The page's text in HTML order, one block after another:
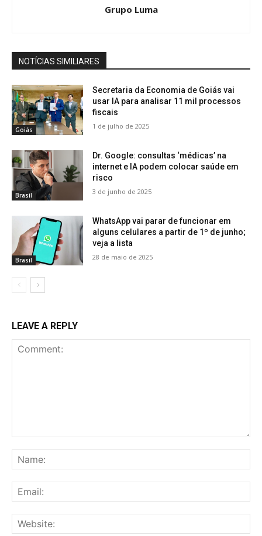
Grupo Luma
NOTÍCIAS SIMILIARES
Goiás
Secretaria da Economia de Goiás vai
usar IA para analisar 11 mil processos
fiscais
1 de julho de 2025
Brasil
Dr. Google: consultas ‘médicas’ na
internet e IA podem colocar saúde em
risco
3 de junho de 2025
Brasil
WhatsApp vai parar de funcionar em
alguns celulares a partir de 1º de junho;
veja a lista
28 de maio de 2025
LEAVE A REPLY